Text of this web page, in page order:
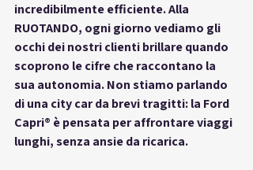
incredibilmente efficiente. Alla
RUOTANDO, ogni giorno vediamo gli
occhi dei nostri clienti brillare quando
scoprono le cifre che raccontano la
sua autonomia. Non stiamo parlando
di una city car da brevi tragitti: la Ford
Capri® è pensata per affrontare viaggi
lunghi, senza ansie da ricarica.